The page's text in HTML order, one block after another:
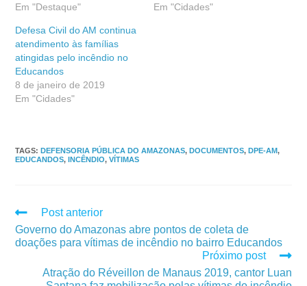
Em "Destaque"
Em "Cidades"
Defesa Civil do AM continua
atendimento às famílias
atingidas pelo incêndio no
Educandos
8 de janeiro de 2019
Em "Cidades"
TAGS:DEFENSORIA PÚBLICA DO AMAZONAS, DOCUMENTOS, DPE-AM,
EDUCANDOS, INCÊNDIO, VÍTIMAS
Post anterior
Governo do Amazonas abre pontos de coleta de
doações para vítimas de incêndio no bairro Educandos
Próximo post
Atração do Réveillon de Manaus 2019, cantor Luan